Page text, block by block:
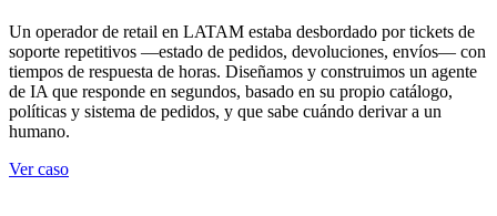
Un operador de retail en LATAM estaba desbordado por tickets de
soporte repetitivos —estado de pedidos, devoluciones, envíos— con
tiempos de respuesta de horas. Diseñamos y construimos un agente
de IA que responde en segundos, basado en su propio catálogo,
políticas y sistema de pedidos, y que sabe cuándo derivar a un
humano.
Ver caso